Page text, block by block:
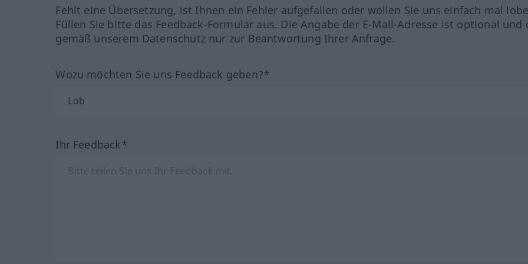
Fehlt eine Übersetzung, ist Ihnen ein Fehler aufgefallen oder wollen Sie uns einfach mal
Füllen Sie bitte das Feedback-Formular aus. Die Angabe der E-Mail-Adresse ist optional und
gemäß unserem Datenschutz nur zur Beantwortung Ihrer Anfrage.
Wozu möchten Sie uns Feedback geben?*
Ihr Feedback*